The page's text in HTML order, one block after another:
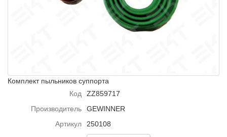
Комплект пыльников суппорта
Код
ZZ859717
Производитель
GEWINNER
Артикул
250108